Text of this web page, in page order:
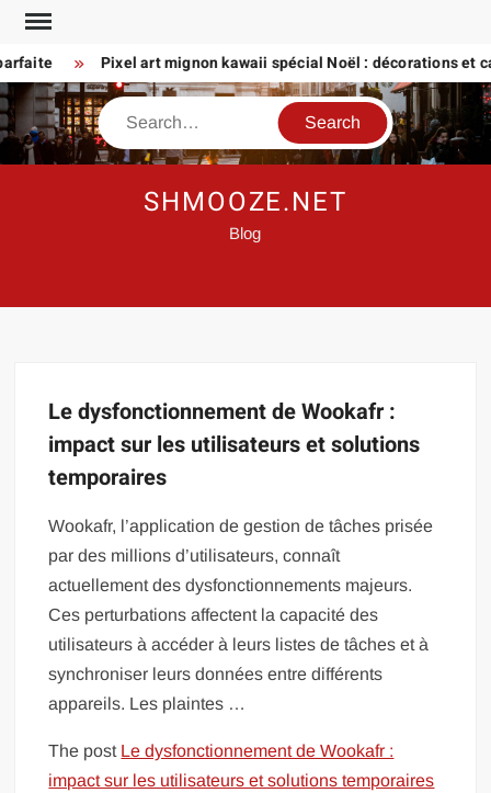
Skip
content
Pixel art mignon kawaii spécial Noël : décorations et
Search
SHMOOZE.NET
Blog
Le dysfonctionnement de Wookafr :
impact sur les utilisateurs et solutions
temporaires
Wookafr, l’application de gestion de tâches prisée
par des millions d’utilisateurs, connaît
actuellement des dysfonctionnements majeurs.
Ces perturbations affectent la capacité des
utilisateurs à accéder à leurs listes de tâches et à
synchroniser leurs données entre différents
appareils. Les plaintes …
The post Le dysfonctionnement de Wookafr :
impact sur les utilisateurs et solutions temporaires